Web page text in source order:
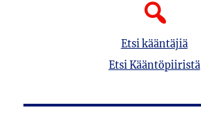
Etsi kääntäjiä
Etsi Kääntöpiiristä